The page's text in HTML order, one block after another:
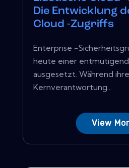
Die Entwicklung
Cloud -Zugriffs
Enterprise -
heute einer
ausgesetzt. Während ihre
Kernverantwortung...
View